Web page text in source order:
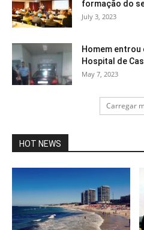
formação do
July 3, 2023
Homem
Hospital de
May 7, 2023
Carregar
HOT NEWS